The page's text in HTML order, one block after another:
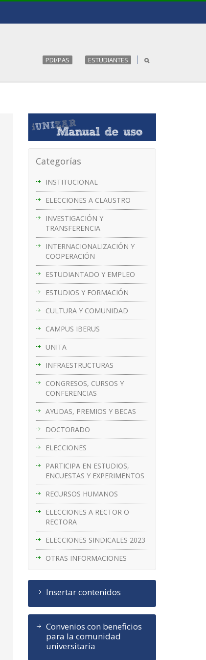
PDI/PAS ESTUDIANTES
Categorías
INSTITUCIONAL
ELECCIONES A CLAUSTRO
INVESTIGACIÓN Y
TRANSFERENCIA
INTERNACIONALIZACIÓN Y
COOPERACIÓN
ESTUDIANTADO Y EMPLEO
ESTUDIOS Y FORMACIÓN
CULTURA Y COMUNIDAD
CAMPUS IBERUS
UNITA
INFRAESTRUCTURAS
CONGRESOS, CURSOS Y
CONFERENCIAS
AYUDAS, PREMIOS Y BECAS
DOCTORADO
ELECCIONES
PARTICIPA EN ESTUDIOS,
ENCUESTAS Y EXPERIMENTOS
RECURSOS HUMANOS
ELECCIONES A RECTOR O
RECTORA
ELECCIONES SINDICALES 2023
OTRAS INFORMACIONES
Insertar contenidos
Convenios con beneficios
para la comunidad
universitaria